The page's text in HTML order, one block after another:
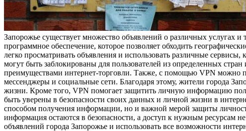
Запорожье существует множество объявлений о различных услугах
программное обеспечение, которое позволяет обходить
легко просматривать объявления и использовать различные
могут быть заблокированы для пользователей из определенных
преимуществами интернет-торговли. Также, с помощью VPN можно
мессенджеры и социальные сети. Благодаря этому, жители города
жизни. Кроме того, VPN помогает защитить личную информацию
быть уверены в безопасности своих данных и личной жизни в
способом получения информации, но и важной мерой защиты
информация остаются в безопасности, а доступ к нужным ресурсам
объявлений города Запорожье и использовать все возможности